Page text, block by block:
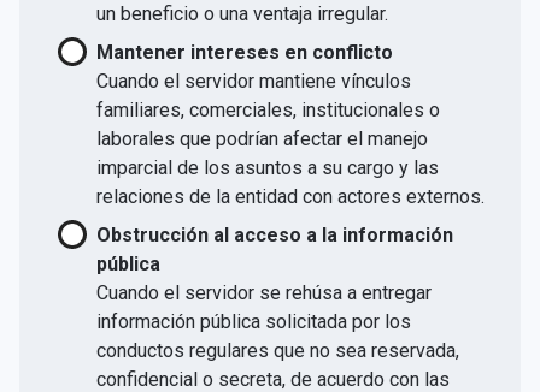
un beneficio o una ventaja irregular.
Mantener intereses en conflicto
Cuando el servidor mantiene vínculos
familiares, comerciales, institucionales o
laborales que podrían afectar el manejo
imparcial de los asuntos a su cargo y las
relaciones de la entidad con actores externos.
Obstrucción al acceso a la información
pública
Cuando el servidor se rehúsa a entregar
información pública solicitada por los
conductos regulares que no sea reservada,
confidencial o secreta, de acuerdo con las